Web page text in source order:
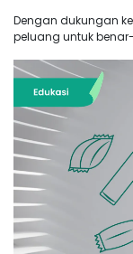
Dengan dukungan
peluang untuk